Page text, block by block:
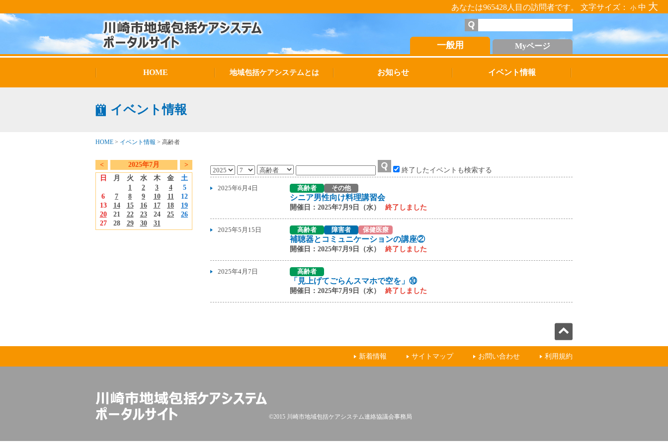
あなたは965428人目の訪問者です。 文字サイズ： 小 中 大
一般用 Myページ
HOME 地域包括ケアシステムとは お知らせ イベント情報
イベント情報
HOME > イベント情報 > 高齢者
< 2025年7月
>
日
月 火 水 木 金
土
1
2 3 4
5
6
7 8 9 10 11
12
13
14 15 16 17 18
19
20
21 22 23 24 25
26
27
28 29 30 31
終了したイベントも検索する
2025年6月4日 高齢者 その他
シニア男性向け料理講習会
開催日：2025年7月9日（水） 終了しました
2025年5月15日 高齢者 障害者 保健医療
補聴器とコミュニケーションの講座②
開催日：2025年7月9日（水） 終了しました
2025年4月7日 高齢者
「見上げてごらんスマホで空を」⑩
開催日：2025年7月9日（水） 終了しました
利用規約
お問い合わせ
サイトマップ
新着情報
©2015 川崎市地域包括ケアシステム連絡協議会事務局